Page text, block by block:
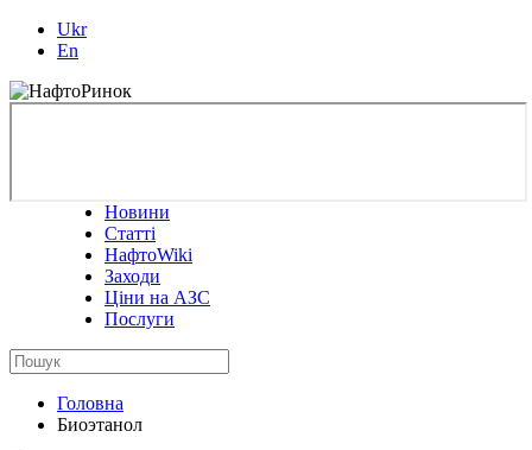
Ukr
En
Новини
Статті
НафтоWiki
Заходи
Ціни на АЗС
Послуги
Головна
Биоэтанол